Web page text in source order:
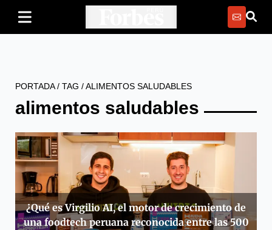
PORTADA/ TAG /ALIMENTOS SALUDABLES
alimentos saludables
¿Qué es Virgilio AI, el motor de crecimiento de
una foodtech peruana reconocida entre las 500